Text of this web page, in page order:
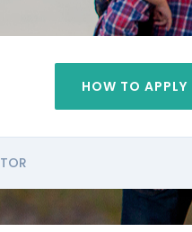
HOW TO APPLY